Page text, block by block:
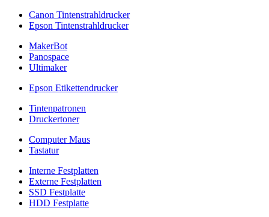
Canon Tintenstrahldrucker
Epson Tintenstrahldrucker
MakerBot
Panospace
Ultimaker
Epson Etikettendrucker
Tintenpatronen
Druckertoner
Computer Maus
Tastatur
Interne Festplatten
Externe Festplatten
SSD Festplatte
HDD Festplatte